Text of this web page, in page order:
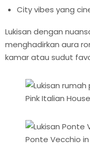
City vibes yang
Lukisan dengan
menghadirkan aura
kamar atau sudut
Pink Italian
Ponte Vecchio